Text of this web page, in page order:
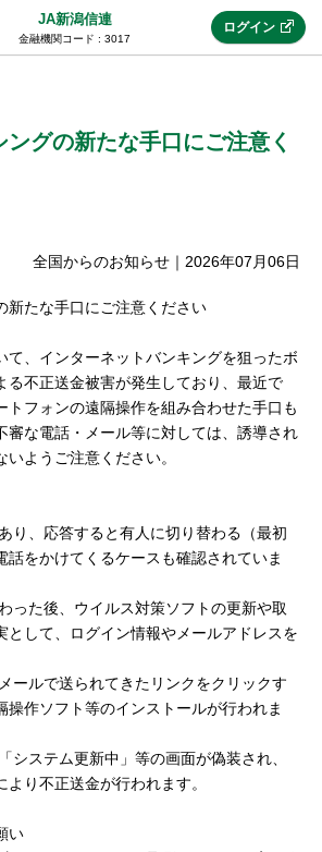
JA新潟信連
金融機関コード : 3017
(法人JAネットバンク)
ログイン
グの新たな手口にご注意く
全国からのお知らせ ｜ 2026年07月06日
新たな手口にご注意ください
、インターネットバンキングを狙ったボ
る不正送金被害が発生しており、最近で
トフォンの遠隔操作を組み合わせた手口も
審な電話・メール等に対しては、誘導され
ようご注意ください。
り、応答すると有人に切り替わる（最初
話をかけてくるケースも確認されていま
った後、ウイルス対策ソフトの更新や取
として、ログイン情報やメールアドレスを
ールで送られてきたリンクをクリックす
操作ソフト等のインストールが行われま
システム更新中」等の画面が偽装され、
り不正送金が行われます。
い